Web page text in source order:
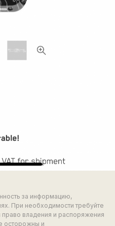
за информацию,
При необходимости требуйте
владения и распоряжения
осторожны и